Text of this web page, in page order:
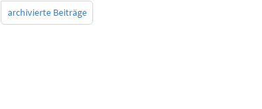
archivierte Beiträge